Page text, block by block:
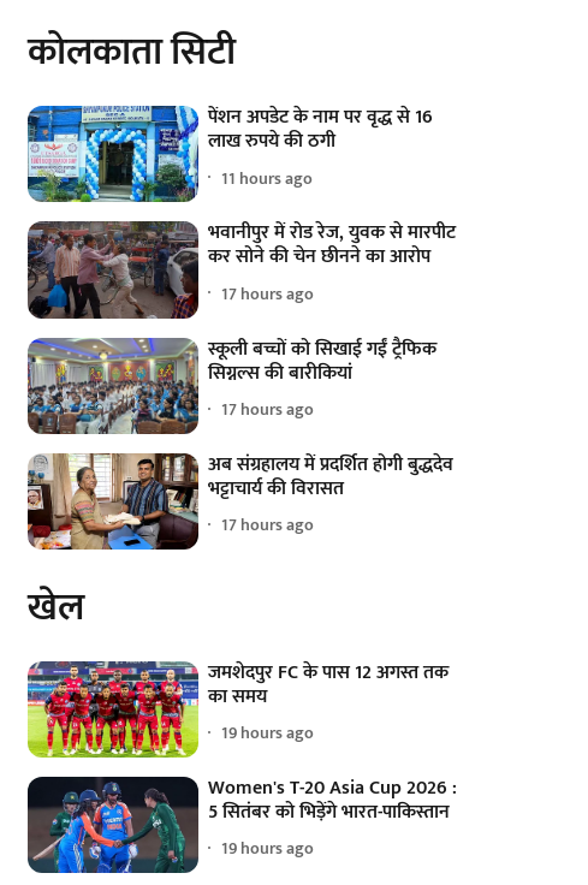
कोलकाता सिटी
पेंशन अपडेट के नाम पर वृद्ध से 16
लाख रुपये की ठगी
11 hours ago
भवानीपुर में रोड रेज, युवक से मारपीट
कर सोने की चेन छीनने का आरोप
17 hours ago
स्कूली बच्चों को सिखाई गईं ट्रैफिक
सिग्नल्स की बारीकियां
17 hours ago
अब संग्रहालय में प्रदर्शित होगी बुद्धदेव
भट्टाचार्य की विरासत
17 hours ago
खेल
जमशेदपुर FC के पास 12 अगस्त तक
का समय
19 hours ago
Women's T-20 Asia Cup 2026 :
5 सितंबर को भिड़ेंगे भारत-पाकिस्तान
19 hours ago